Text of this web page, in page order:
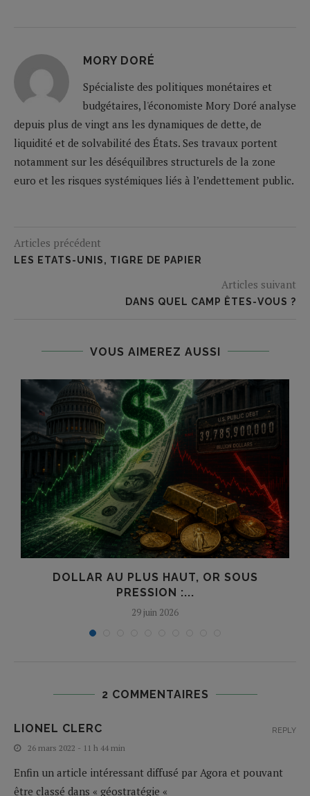
MORY DORÉ
Spécialiste des politiques monétaires et
budgétaires, l'économiste Mory Doré analyse
depuis plus de vingt ans les dynamiques de dette, de
liquidité et de solvabilité des États. Ses travaux portent
notamment sur les déséquilibres structurels de la zone
euro et les risques systémiques liés à l’endettement public.
Articles précédent
LES ETATS-UNIS, TIGRE DE PAPIER
Articles suivant
DANS QUEL CAMP ÊTES-VOUS ?
VOUS AIMEREZ AUSSI
DOLLAR AU PLUS HAUT, OR SOUS
PRESSION :...
29 juin 2026
2 COMMENTAIRES
LIONEL CLERC
26 mars 2022 - 11 h 44 min
Enfin un article intéressant diffusé par Agora et pouvant
être classé dans « géostratégie «
REPLY